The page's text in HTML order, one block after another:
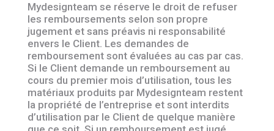
Mydesignteam se réserve le droit de refuser
les remboursements selon son propre
jugement et sans préavis ni responsabilité
envers le Client. Les demandes de
remboursement sont évaluées au cas par cas.
Si le Client demande un remboursement au
cours du premier mois d’utilisation, tous les
matériaux produits par Mydesignteam restent
la propriété de l’entreprise et sont interdits
d’utilisation par le Client de quelque manière